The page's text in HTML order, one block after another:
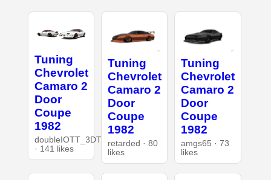
Tuning
Chevrolet
Camaro 2
Door
Coupe
1982
doubleIOTT_3DT
· 141 likes
Tuning
Chevrolet
Camaro 2
Door
Coupe
1982
retarded · 80
likes
Tuning
Chevrolet
Camaro 2
Door
Coupe
1982
amgs65 · 73
likes